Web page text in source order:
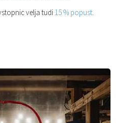
velja tudi 15 % popust